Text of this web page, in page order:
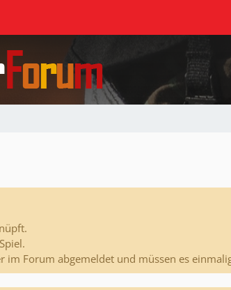
im Forum abgemeldet und müssen es